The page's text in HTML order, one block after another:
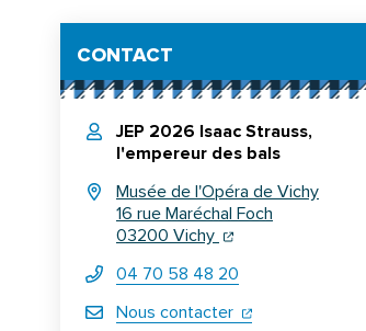
Informations
CONTACT
JEP 2026 Isaac Strauss,
l'empereur des bals
Musée de l'Opéra de Vichy
16 rue Maréchal Foch
03200 Vichy (ouverture dans un
(ouverture dans
04 70 58 48 20
Nous contacter
(ouverture